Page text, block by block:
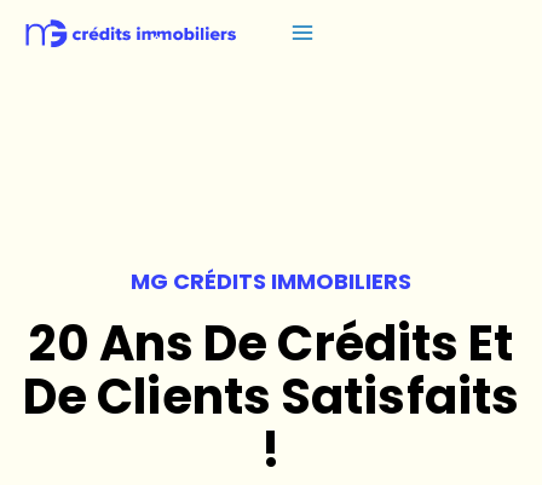
MG CRÉDITS IMMOBILIERS
20 Ans De Crédits Et
De Clients Satisfaits
!